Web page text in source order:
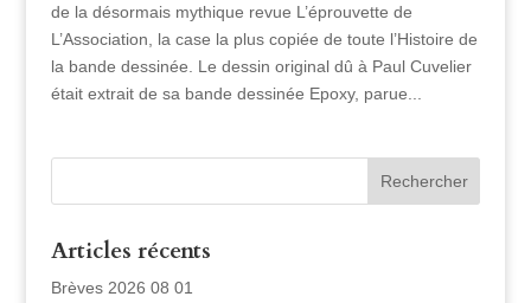
de la désormais mythique revue L’éprouvette de
L’Association, la case la plus copiée de toute l’Histoire de
la bande dessinée. Le dessin original dû à Paul Cuvelier
était extrait de sa bande dessinée Epoxy, parue...
Articles récents
Brèves 2026 08 01